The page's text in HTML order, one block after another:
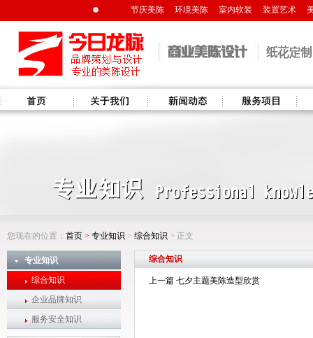
节庆美陈 环境美陈 室内软装 装置艺术
您现在的位置： 首页 > 专业知识 > 综合知识 > 正文
专业知识
综合知识
企业品牌知识
服务安全知识
综合知识
上一篇 七夕主题美陈造型欣赏